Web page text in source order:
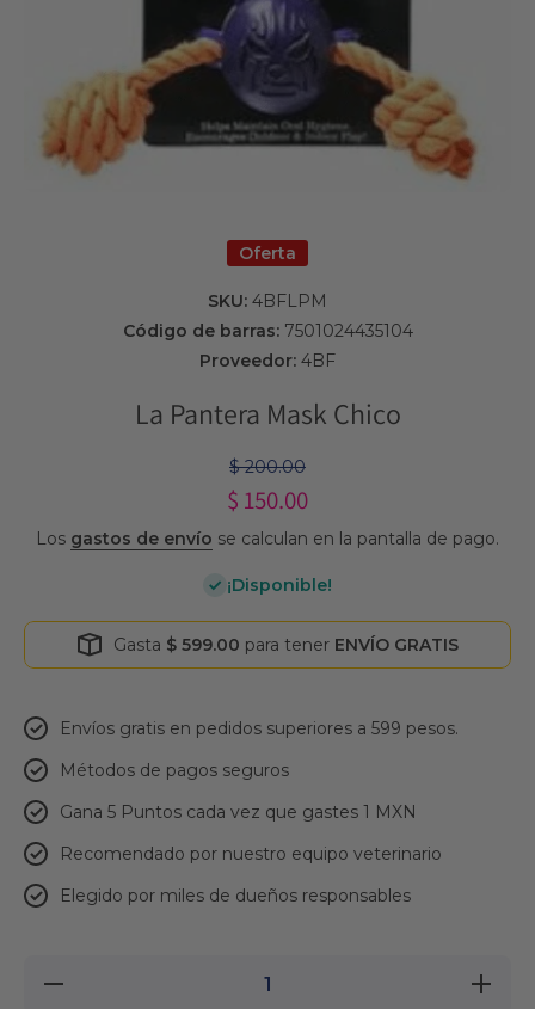
Oferta
SKU: 4BFLPM
Código de barras:7501024435104
Proveedor: 4BF
La Pantera Mask Chico
$ 200.00
$ 150.00
Los gastos de envío se calculan en la pantalla de pago.
¡Disponible!
Gasta $ 599.00 para tener ENVÍO GRATIS
Envíos gratis en pedidos superiores a 599 pesos.
Métodos de pagos seguros
Gana 5 Puntos cada vez que gastes 1 MXN
Recomendado por nuestro equipo veterinario
Elegido por miles de dueños responsables
Reducir
Aumentar
cantidad